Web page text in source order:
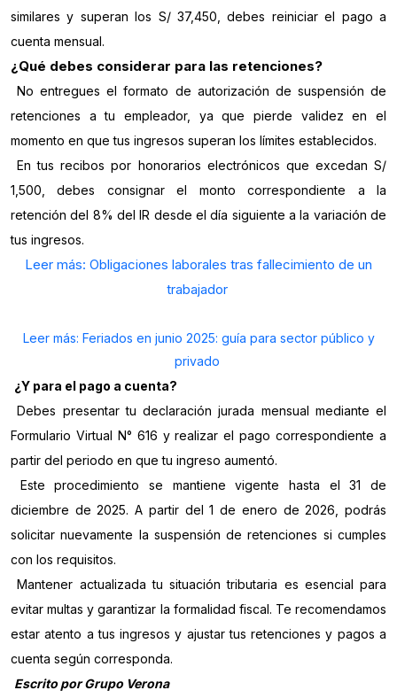
similares y superan los S/ 37,450, debes reiniciar el pago a
cuenta mensual.
¿Qué debes considerar para las retenciones?
No entregues el formato de autorización de suspensión de
retenciones a tu empleador, ya que pierde validez en el
momento en que tus ingresos superan los límites establecidos.
En tus recibos por honorarios electrónicos que excedan S/
1,500, debes consignar el monto correspondiente a la
retención del 8% del IR desde el día siguiente a la variación de
tus ingresos.
Leer más: Obligaciones laborales tras fallecimiento de un
trabajador
Leer más: Feriados en junio 2025: guía para sector público y
privado
¿Y para el pago a cuenta?
Debes presentar tu declaración jurada mensual mediante el
Formulario Virtual N° 616 y realizar el pago correspondiente a
partir del periodo en que tu ingreso aumentó.
Este procedimiento se mantiene vigente hasta el 31 de
diciembre de 2025. A partir del 1 de enero de 2026, podrás
solicitar nuevamente la suspensión de retenciones si cumples
con los requisitos.
Mantener actualizada tu situación tributaria es esencial para
evitar multas y garantizar la formalidad fiscal. Te recomendamos
estar atento a tus ingresos y ajustar tus retenciones y pagos a
cuenta según corresponda.
Escrito por Grupo Verona